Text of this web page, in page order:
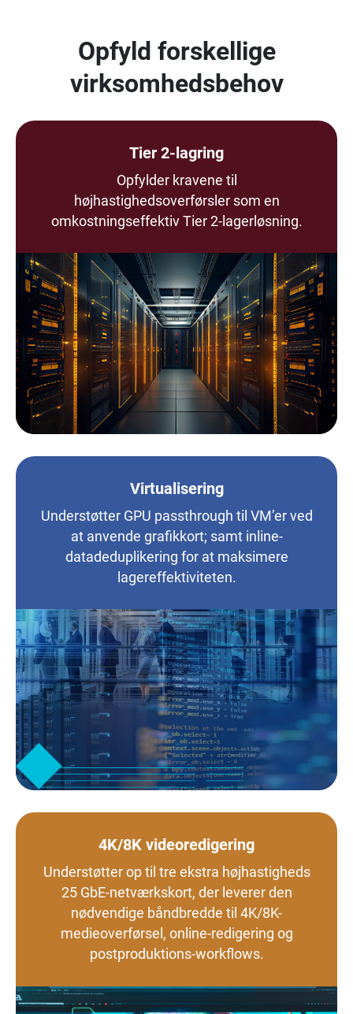
Opfyld forskellige
virksomhedsbehov
Tier 2-lagring
Opfylder kravene til
højhastighedsoverførsler som en
omkostningseffektiv Tier 2-lagerløsning.
Virtualisering
Understøtter GPU passthrough til VM’er ved
at anvende grafikkort; samt inline-
datadeduplikering for at maksimere
lagereffektiviteten.
4K/8K videoredigering
Understøtter op til tre ekstra højhastigheds
25 GbE-netværkskort, der leverer den
nødvendige båndbredde til 4K/8K-
medieoverførsel, online-redigering og
postproduktions-workflows.